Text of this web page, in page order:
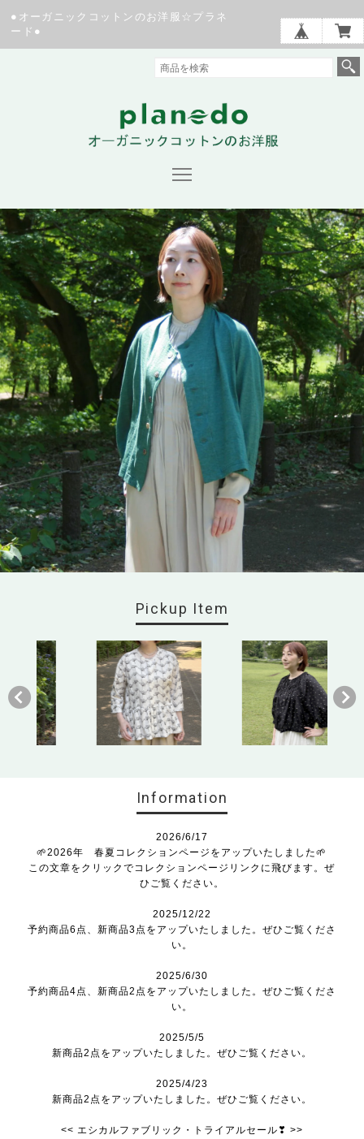
●オーガニックコットンのお洋服☆プラネ
ード●
Pickup Item
Information
2026/6/17
🌱2026年 春夏コレクションページをアップいたしました🌱
この文章をクリックでコレクションページリンクに飛びます。ぜ
ひご覧ください。
2025/12/22
予約商品6点、新商品3点をアップいたしました。ぜひご覧くださ
い。
2025/6/30
予約商品4点、新商品2点をアップいたしました。ぜひご覧くださ
い。
2025/5/5
新商品2点をアップいたしました。ぜひご覧ください。
2025/4/23
新商品2点をアップいたしました。ぜひご覧ください。
<< エシカルファブリック・トライアルセール❣ >>